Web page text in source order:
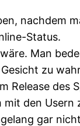
nachdem
Status.
Man
zu
des
den
gar